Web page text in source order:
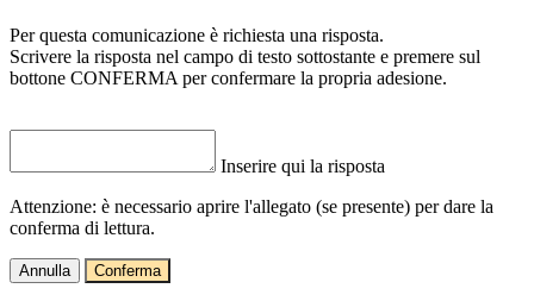
Per questa comunicazione è richiesta una risposta.
Scrivere la risposta nel campo di testo sottostante e premere sul
bottone CONFERMA per confermare la propria adesione.
Inserire qui la risposta
Attenzione: è necessario aprire l'allegato (se presente) per dare la
conferma di lettura.
Annulla Conferma